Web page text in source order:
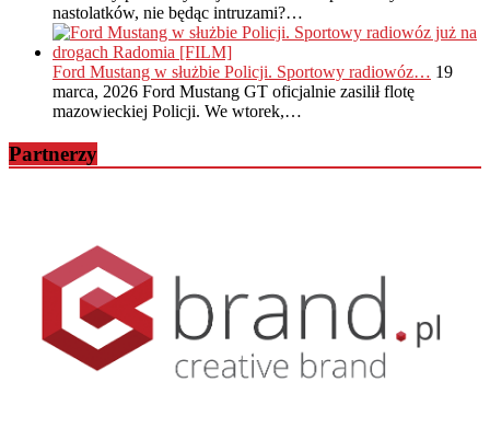
nastolatków, nie będąc intruzami?…
Ford Mustang w służbie Policji. Sportowy radiowóz… 19
marca, 2026 Ford Mustang GT oficjalnie zasilił flotę
mazowieckiej Policji. We wtorek,…
Partnerzy